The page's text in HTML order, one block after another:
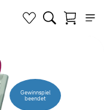
Gewinnspiel
beendet